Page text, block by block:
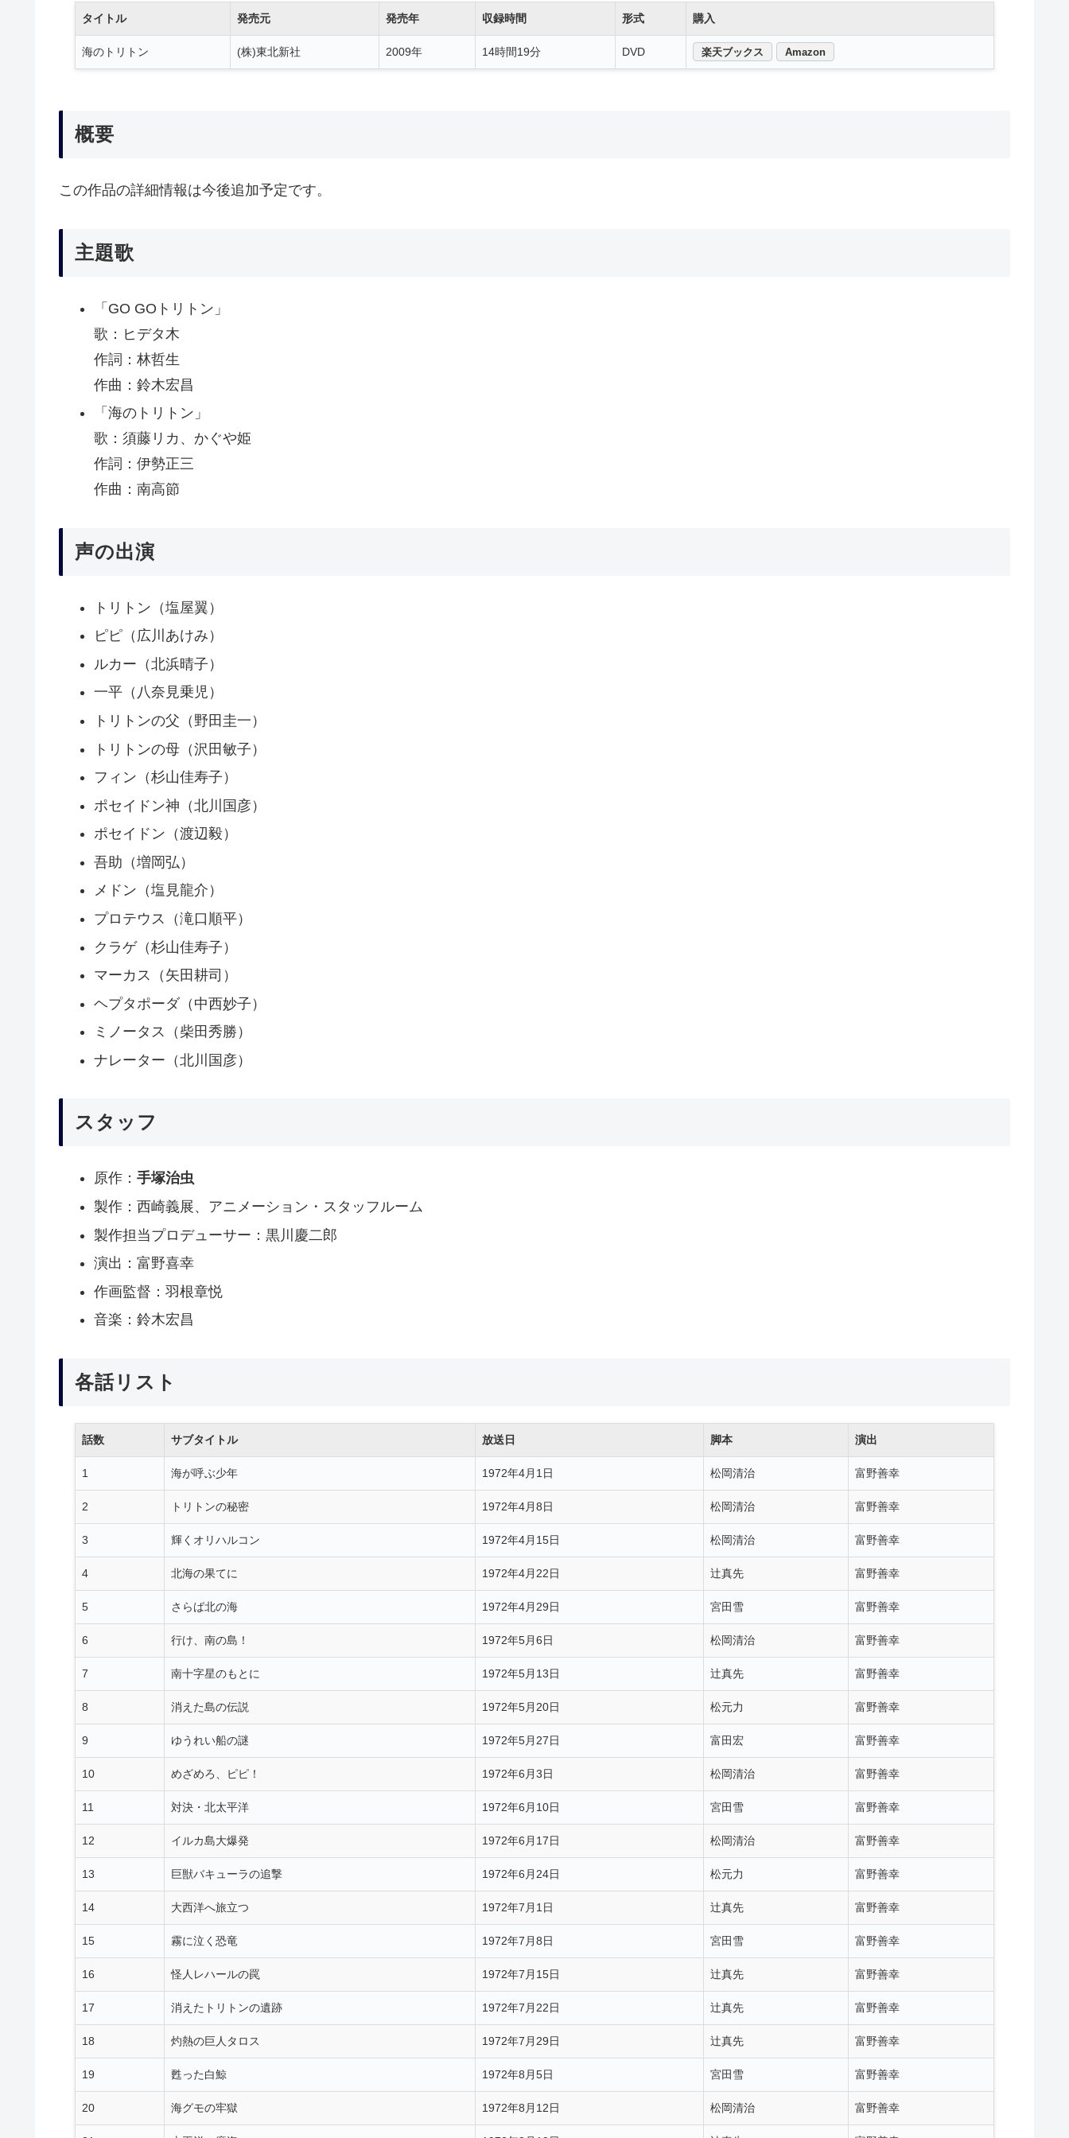
タイトル 発売元 発売年 収録時間 形式 購入
海のトリトン (株)東北新社 2009年 14時間19分 DVD 楽天ブックス Amazon
概要
この作品の詳細情報は今後追加予定です。
主題歌
「GO GOトリトン」
歌：ヒデタ木
作詞：林哲生
作曲：鈴木宏昌
「海のトリトン」
歌：須藤リカ、かぐや姫
作詞：伊勢正三
作曲：南高節
声の出演
トリトン（塩屋翼）
ピピ（広川あけみ）
ルカー（北浜晴子）
一平（八奈見乗児）
トリトンの父（野田圭一）
トリトンの母（沢田敏子）
フィン（杉山佳寿子）
ポセイドン神（北川国彦）
ポセイドン（渡辺毅）
吾助（増岡弘）
メドン（塩見龍介）
プロテウス（滝口順平）
クラゲ（杉山佳寿子）
マーカス（矢田耕司）
ヘプタポーダ（中西妙子）
ミノータス（柴田秀勝）
ナレーター（北川国彦）
スタッフ
原作： 手塚治虫
製作：西崎義展、アニメーション・スタッフルーム
製作担当プロデューサー：黒川慶二郎
演出：富野喜幸
作画監督：羽根章悦
音楽：鈴木宏昌
各話リスト
話数 サブタイトル 放送日 脚本 演出
1 海が呼ぶ少年 1972年4月1日 松岡清治 富野善幸
2 トリトンの秘密 1972年4月8日 松岡清治 富野善幸
3 輝くオリハルコン 1972年4月15日 松岡清治 富野善幸
4 北海の果てに 1972年4月22日 辻真先 富野善幸
5 さらば北の海 1972年4月29日 宮田雪 富野善幸
6 行け、南の島！ 1972年5月6日 松岡清治 富野善幸
7 南十字星のもとに 1972年5月13日 辻真先 富野善幸
8 消えた島の伝説 1972年5月20日 松元力 富野善幸
9 ゆうれい船の謎 1972年5月27日 富田宏 富野善幸
10 めざめろ、ピピ！ 1972年6月3日 松岡清治 富野善幸
11 対決・北太平洋 1972年6月10日 宮田雪 富野善幸
12 イルカ島大爆発 1972年6月17日 松岡清治 富野善幸
13 巨獣バキューラの追撃 1972年6月24日 松元力 富野善幸
14 大西洋へ旅立つ 1972年7月1日 辻真先 富野善幸
15 霧に泣く恐竜 1972年7月8日 宮田雪 富野善幸
16 怪人レハールの罠 1972年7月15日 辻真先 富野善幸
17 消えたトリトンの遺跡 1972年7月22日 辻真先 富野善幸
18 灼熱の巨人タロス 1972年7月29日 辻真先 富野善幸
19 甦った白鯨 1972年8月5日 宮田雪 富野善幸
20 海グモの牢獄 1972年8月12日 松岡清治 富野善幸